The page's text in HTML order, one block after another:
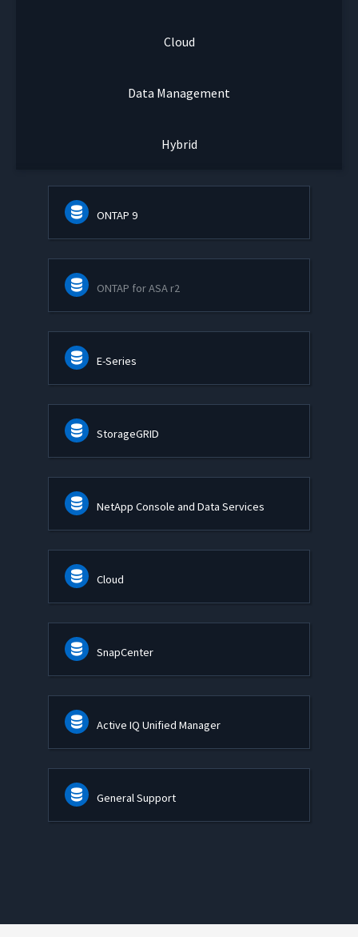
Cloud
Data Management
Hybrid
ONTAP 9
ONTAP for ASA r2
E-Series
StorageGRID
NetApp Console and Data Services
Cloud
SnapCenter
Active IQ Unified Manager
General Support